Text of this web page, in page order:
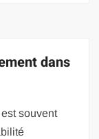
dans
souvent